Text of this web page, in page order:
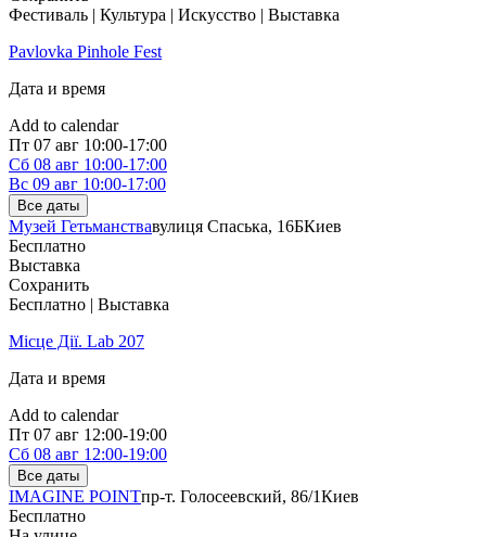
Фестиваль | Культура | Искусство | Выставка
Pavlovka Pinhole Fest
Дата и время
Add to calendar
Пт 07 авг 10:00-17:00
Сб 08 авг 10:00-17:00
Вс 09 авг 10:00-17:00
Все даты
Музей Гетьманствавулиця Спаська, 16БКиев
Бесплатно
Выставка
Сохранить
Бесплатно | Выставка
Місце Дії. Lab 207
Дата и время
Add to calendar
Пт 07 авг 12:00-19:00
Сб 08 авг 12:00-19:00
Все даты
IMAGINE POINTпр-т. Голосеевский, 86/1Киев
Бесплатно